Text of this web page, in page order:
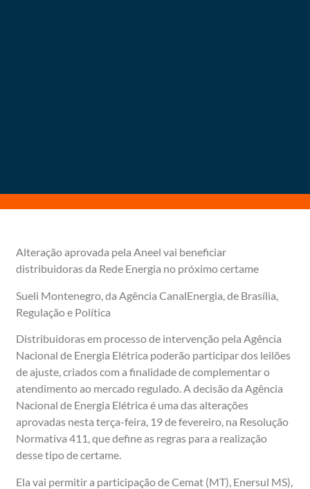
Alteração aprovada pela Aneel vai beneficiar
distribuidoras da Rede Energia no próximo certame
Sueli Montenegro, da Agência CanalEnergia, de Brasília,
Regulação e Política
Distribuidoras em processo de intervenção pela Agência
Nacional de Energia Elétrica poderão participar dos leilões
de ajuste, criados com a finalidade de complementar o
atendimento ao mercado regulado. A decisão da Agência
Nacional de Energia Elétrica é uma das alterações
aprovadas nesta terça-feira, 19 de fevereiro, na Resolução
Normativa 411, que define as regras para a realização
desse tipo de certame.
Ela vai permitir a participação de Cemat (MT), Enersul MS),